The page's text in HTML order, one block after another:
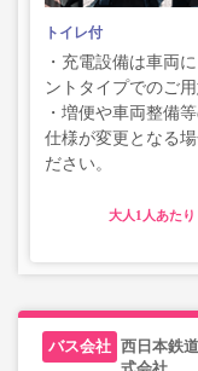
トイレ付
・充電設備は車両
ントタイプでのご
・増便や車両整備
仕様が変更となる
ださい。
大人
西日本鉄